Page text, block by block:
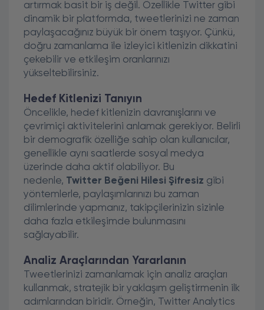
artırmak basit bir iş değil. Özellikle Twitter gibi
dinamik bir platformda, tweetlerinizi ne zaman
paylaşacağınız büyük bir önem taşıyor. Çünkü,
doğru zamanlama ile izleyici kitlenizin dikkatini
çekebilir ve etkileşim oranlarınızı
yükseltebilirsiniz.
Hedef Kitlenizi Tanıyın
Öncelikle, hedef kitlenizin davranışlarını ve
çevrimiçi aktivitelerini anlamak gerekiyor. Belirli
bir demografik özelliğe sahip olan kullanıcılar,
genellikle aynı saatlerde sosyal medya
üzerinde daha aktif olabiliyor. Bu
nedenle, Twitter Beğeni Hilesi Şifresiz gibi
yöntemlerle, paylaşımlarınızı bu zaman
dilimlerinde yapmanız, takipçilerinizin sizinle
daha fazla etkileşimde bulunmasını
sağlayabilir.
Analiz Araçlarından Yararlanın
Tweetlerinizi zamanlamak için analiz araçları
kullanmak, stratejik bir yaklaşım geliştirmenin ilk
adımlarından biridir. Örneğin, Twitter Analytics